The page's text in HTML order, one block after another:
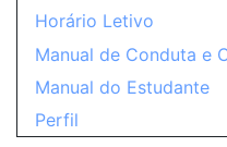
Horário Letivo
Manual de Conduta e
Manual do Estudante
Perfil